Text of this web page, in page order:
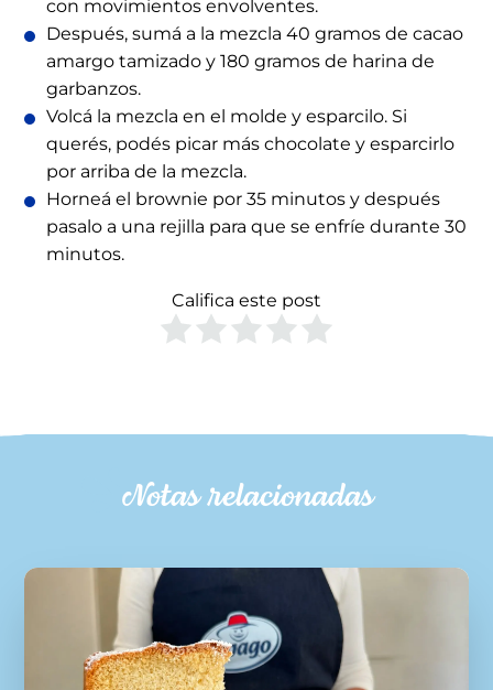
con movimientos envolventes.
Después, sumá a la mezcla 40 gramos de cacao
amargo tamizado y 180 gramos de harina de
garbanzos.
Volcá la mezcla en el molde y esparcilo. Si
querés, podés picar más chocolate y esparcirlo
por arriba de la mezcla.
Horneá el brownie por 35 minutos y después
pasalo a una rejilla para que se enfríe durante 30
minutos.
Califica este post
Notas relacionadas